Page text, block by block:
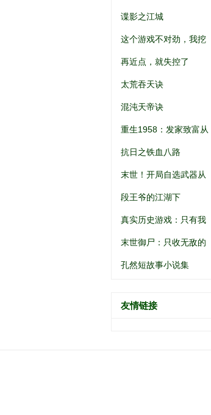
忍界破大防
谍影之江城
这个游戏不对劲，我挖
矿成神！
再近点，就失控了
太荒吞天诀
混沌天帝诀
重生1958：发家致富从
南锣鼓巷开始
抗日之铁血八路
末世！开局自选武器从
黑道到军阀
段王爷的江湖下
真实历史游戏：只有我
知道剧情
末世御尸：只收无敌的
异种丧尸
孔然短故事小说集
友情链接